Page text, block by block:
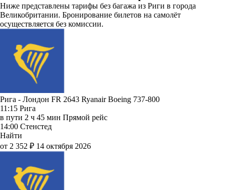
Ниже представлены тарифы без багажа из Риги в города
Великобритании. Бронирование билетов на самолёт
осуществляется без комиссии.
Рига - Лондон FR 2643 RyanairBoeing 737-800
11:15 Рига
в пути 2 ч 45 мин Прямой рейс
14:00 Стенстед
Найти
от 2 352 ₽ 14 октября 2026